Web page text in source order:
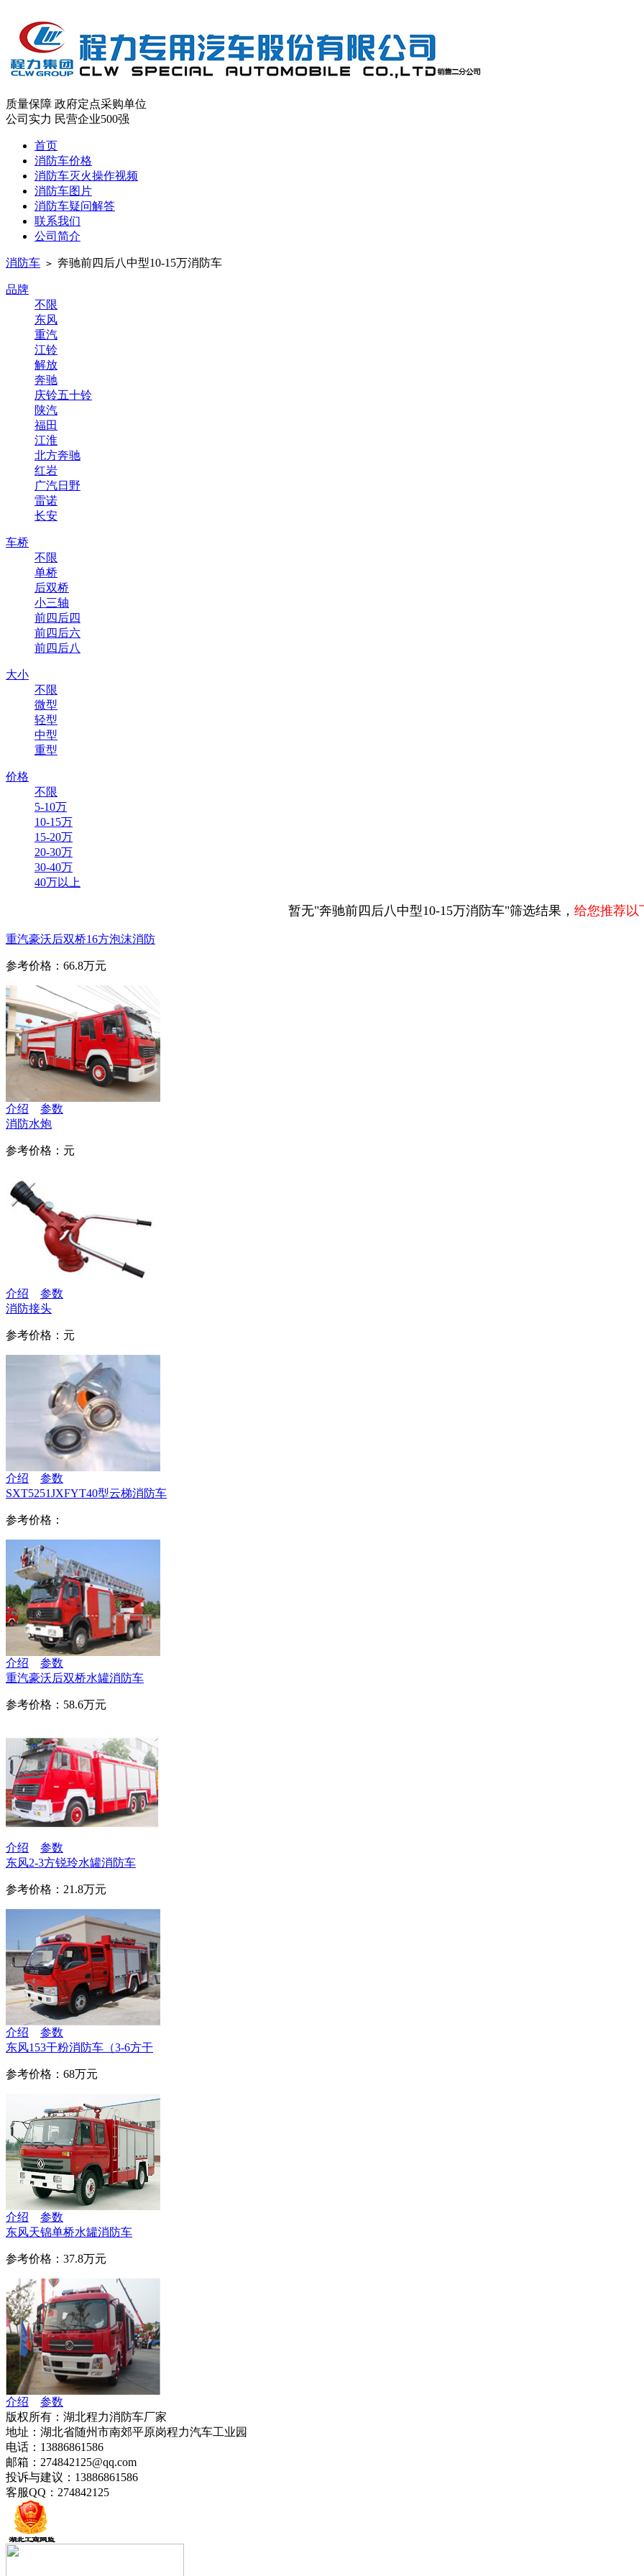
质量保障 政府定点采购单位
公司实力 民营企业500强
首页
消防车价格
消防车灭火操作视频
消防车图片
消防车疑问解答
联系我们
公司简介
消防车 > 奔驰前四后八中型10-15万消防车
品牌
不限
东风
重汽
江铃
解放
奔驰
庆铃五十铃
陕汽
福田
江淮
北方奔驰
红岩
广汽日野
雷诺
长安
车桥
不限
单桥
后双桥
小三轴
前四后四
前四后六
前四后八
大小
不限
微型
轻型
中型
重型
价格
不限
5-10万
10-15万
15-20万
20-30万
30-40万
40万以上
暂无"奔驰前四后八中型10-15万消防车"筛选结果， 给您推荐以
重汽豪沃后双桥16方泡沫消防
参考价格：66.8万元
介绍
参数
消防水炮
参考价格：元
介绍
参数
消防接头
参考价格：元
介绍
参数
SXT5251JXFYT40型云梯消防车
参考价格：
介绍
参数
重汽豪沃后双桥水罐消防车
参考价格：58.6万元
介绍
参数
东风2-3方锐玲水罐消防车
参考价格：21.8万元
介绍
参数
东风153干粉消防车（3-6方干
参考价格：68万元
介绍
参数
东风天锦单桥水罐消防车
参考价格：37.8万元
介绍
参数
版权所有：湖北程力消防车厂家
地址：湖北省随州市南郊平原岗程力汽车工业园
电话：13886861586
邮箱：274842125@qq.com
投诉与建议：13886861586
客服QQ：274842125